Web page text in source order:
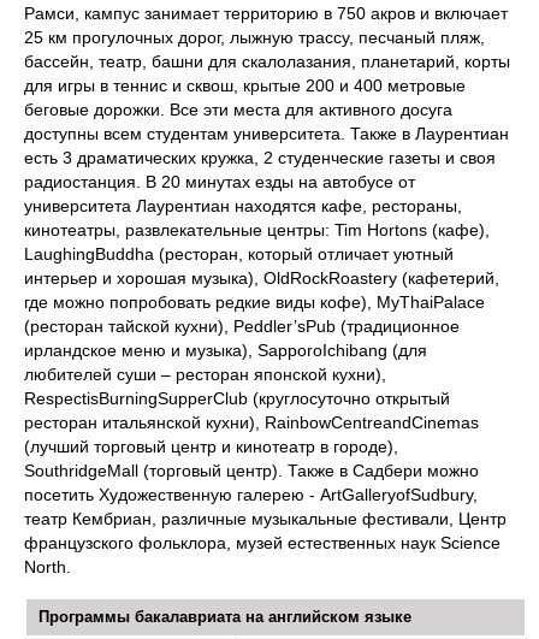
Рамси, кампус занимает территорию в 750 акров и включает
25 км прогулочных дорог, лыжную трассу, песчаный пляж,
бассейн, театр, башни для скалолазания, планетарий, корты
для игры в теннис и сквош, крытые 200 и 400 метровые
беговые дорожки. Все эти места для активного досуга
доступны всем студентам университета. Также в Лаурентиан
есть 3 драматических кружка, 2 студенческие газеты и своя
радиостанция. В 20 минутах езды на автобусе от
университета Лаурентиан находятся кафе, рестораны,
кинотеатры, развлекательные центры: Tim Hortons (кафе),
LaughingBuddha (ресторан, который отличает уютный
интерьер и хорошая музыка), OldRockRoastery (кафетерий,
где можно попробовать редкие виды кофе), MyThaiPalace
(ресторан тайской кухни), Peddler’sPub (традиционное
ирландское меню и музыка), SapporoIchibang (для
любителей суши – ресторан японской кухни),
RespectisBurningSupperClub (круглосуточно открытый
ресторан итальянской кухни), RainbowCentreandCinemas
(лучший торговый центр и кинотеатр в городе),
SouthridgeMall (торговый центр). Также в Садбери можно
посетить Художественную галерею - ArtGalleryofSudbury,
театр Кембриан, различные музыкальные фестивали, Центр
французского фольклора, музей естественных наук Science
North.
Программы бакалавриата на английском языке